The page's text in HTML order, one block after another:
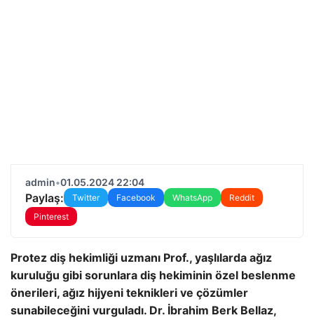
admin•01.05.2024 22:04
Paylaş: Twitter Facebook WhatsApp
Reddit
Pinterest
Protez diş hekimliği uzmanı Prof., yaşlılarda ağız
kuruluğu gibi sorunlara diş hekiminin özel beslenme
önerileri, ağız hijyeni teknikleri ve çözümler
sunabileceğini vurguladı. Dr. İbrahim Berk Bellaz,